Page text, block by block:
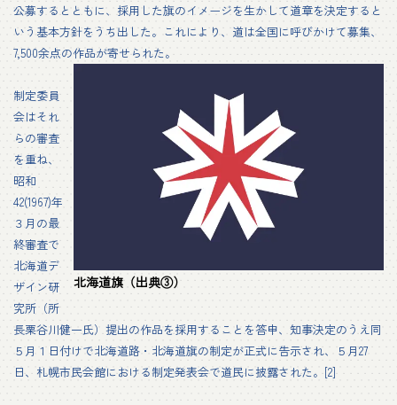
公募するとともに、採用した旗のイメージを生かして道章を決定すると
いう基本方針をうち出した。これにより、道は全国に呼びかけて募集、
7,500余点の作品が寄せられた。
北海道旗（出典③）
制定委員
会はそれ
らの審査
を重ね、
昭和
42(1967)年
３月の最
終審査で
北海道デ
ザイン研
究所（所
長栗谷川健一氏）提出の作品を採用することを答申、知事決定のうえ同
５月１日付けで北海道路・北海道旗の制定が正式に告示され、５月27
日、札幌市民会館における制定発表会で道民に披露された。[2]